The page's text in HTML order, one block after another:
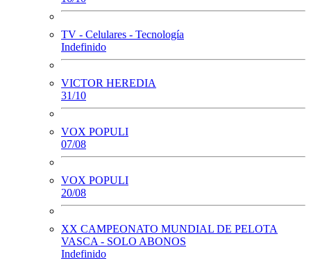
TV - Celulares - Tecnología
Indefinido
VICTOR HEREDIA
31/10
VOX POPULI
07/08
VOX POPULI
20/08
XX CAMPEONATO MUNDIAL DE PELOTA
VASCA - SOLO ABONOS
Indefinido